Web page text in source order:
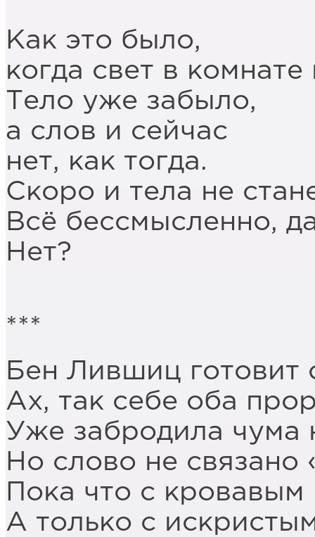
Как это было,
когда свет в комнате
Тело уже забыло,
а слов и сейчас
нет, как тогда.
Скоро и тела не
Всё бессмысленно,
Нет?
***
Бен Лившиц готовит
Ах, так себе оба
Уже забродила чума
Но слово не связано
Пока что с
А только с